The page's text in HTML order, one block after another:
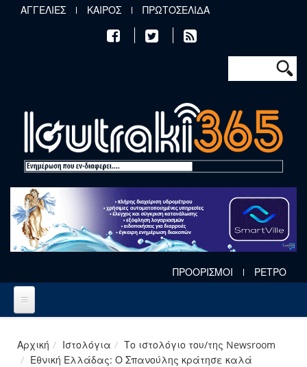
Παράκαμψη προς το κυρίως περιεχόμενο
ΑΓΓΕΛΙΕΣ ΚΑΙΡΟΣ ΠΡΩΤΟΣΕΛΙΔΑ
Φόρμα
Αναζήτηση
ΠΡΟΟΡΙΣΜΟΙ ΡΕΤΡΟ
Αρχική Ιστολόγια
Το ιστολόγιο του/της Newsroom
Εθνική Ελλάδας: Ο Σπανούλης κράτησε καλά